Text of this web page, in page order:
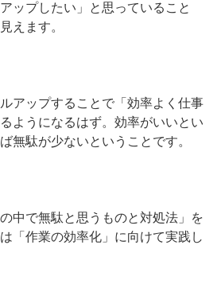
ップしたい」と思っていること
えます。
アップすることで「効率よく仕事
ようになるはず。効率がいいとい
無駄が少ないということです。
中で無駄と思うものと対処法」を
「作業の効率化」に向けて実践し